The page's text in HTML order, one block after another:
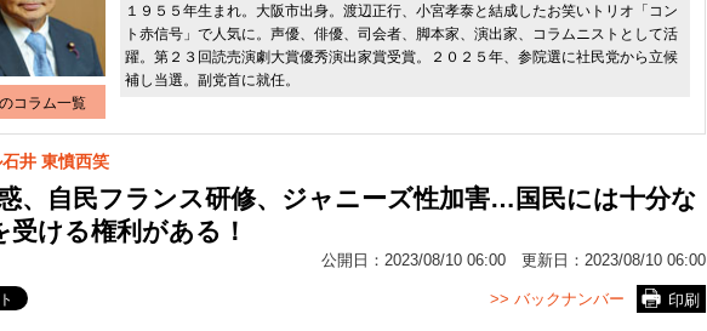
コラム一覧
１９５５年生まれ。大阪市出身。渡辺正行、小宮孝泰と結成したお笑いトリオ「コン
ト赤信号」で人気に。声優、俳優、司会者、脚本家、演出家、コラムニストとして活
躍。第２３回読売演劇大賞優秀演出家賞受賞。２０２５年、参院選に社民党から立候
補し当選。副党首に就任。
井 東憤西笑
、自民フランス研修、ジャニーズ性加害…国民には十分な
受ける権利がある！
公開日： 2023/08/10 06:00 更新日： 2023/08/10 06:00
印刷
>> バックナンバー